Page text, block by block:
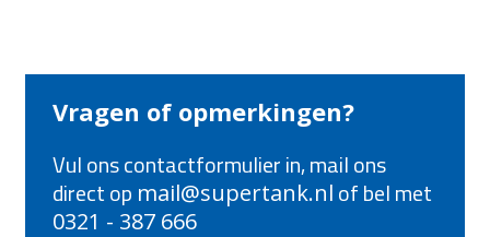
Vragen of opmerkingen?
Vul ons contactformulier in, mail ons
direct op mail@supertank.nl of bel met
0321 - 387 666